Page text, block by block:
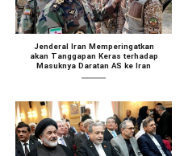
Jenderal Iran Memperingatkan
akan Tanggapan Keras terhadap
Masuknya Daratan AS ke Iran